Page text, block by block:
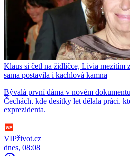
Klaus si četl na židličce, Livia mezitím
sama postavila i kachlová kamna
Bývalá první dáma v novém
Čechách, kde desítky let dělala práci,
exprezidenta.
VIPživot.cz
dnes, 08:08